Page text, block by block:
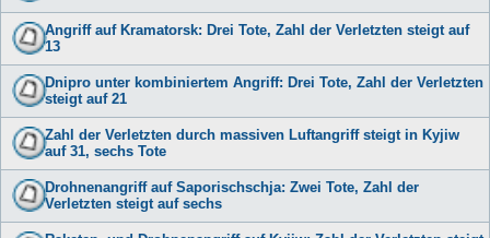
Angriff auf Kramatorsk: Drei Tote, Zahl der Verletzten steigt auf
13
Dnipro unter kombiniertem Angriff: Drei Tote, Zahl der Verletzten
steigt auf 21
Zahl der Verletzten durch massiven Luftangriff steigt in Kyjiw
auf 31, sechs Tote
Drohnenangriff auf Saporischschja: Zwei Tote, Zahl der
Verletzten steigt auf sechs